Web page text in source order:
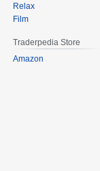
Relax
Film
Traderpedia Store
Amazon